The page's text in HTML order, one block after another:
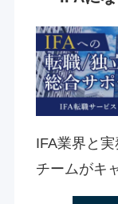
IFA業界と
チームがキ